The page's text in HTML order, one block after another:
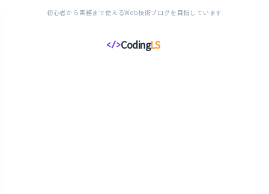
初心者から実務まで使えるWeb技術ブログを目指しています
</>CodingLS
コ